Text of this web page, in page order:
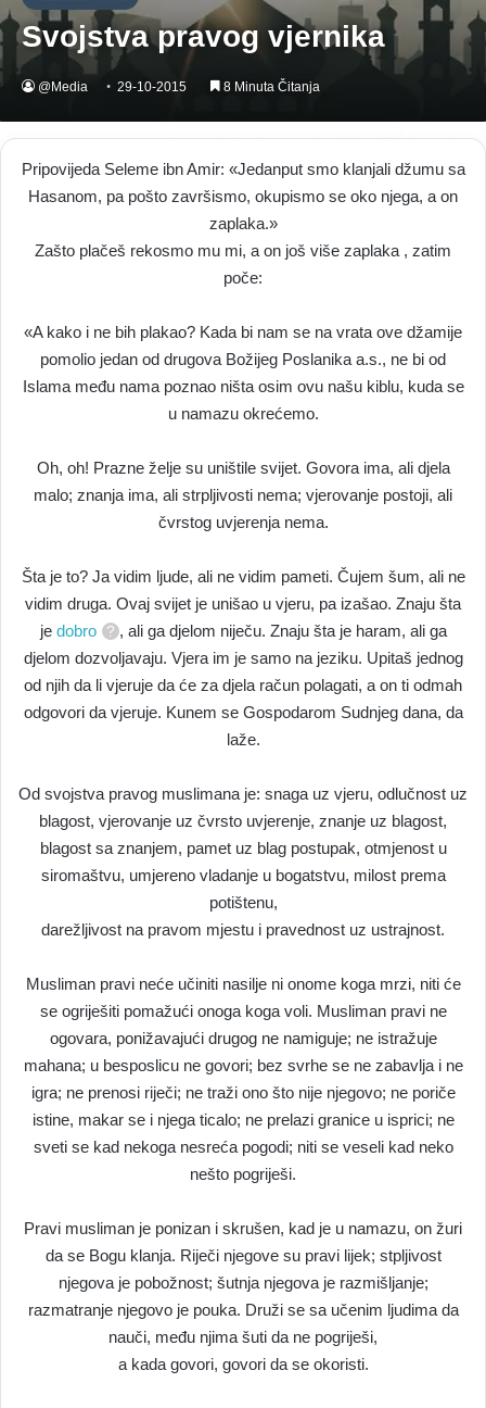
Svojstva pravog vjernika
@Media 29-10-2015 8 Minuta Čitanja
Pripovijeda Seleme ibn Amir: «Jedanput smo klanjali džumu sa
Hasanom, pa pošto završismo, okupismo se oko njega, a on
zaplaka.»
Zašto plačeš rekosmo mu mi, a on još više zaplaka , zatim
poče:
«A kako i ne bih plakao? Kada bi nam se na vrata ove džamije
pomolio jedan od drugova Božijeg Poslanika a.s., ne bi od
Islama među nama poznao ništa osim ovu našu kiblu, kuda se
u namazu okrećemo.
Oh, oh! Prazne želje su uništile svijet. Govora ima, ali djela
malo; znanja ima, ali strpljivosti nema; vjerovanje postoji, ali
čvrstog uvjerenja nema.
Šta je to? Ja vidim ljude, ali ne vidim pameti. Čujem šum, ali ne
vidim druga. Ovaj svijet je unišao u vjeru, pa izašao. Znaju šta
je dobro
, ali ga djelom niječu. Znaju šta je haram, ali ga
djelom dozvoljavaju. Vjera im je samo na jeziku. Upitaš jednog
od njih da li vjeruje da će za djela račun polagati, a on ti odmah
odgovori da vjeruje. Kunem se Gospodarom Sudnjeg dana, da
laže.
Od svojstva pravog muslimana je: snaga uz vjeru, odlučnost uz
blagost, vjerovanje uz čvrsto uvjerenje, znanje uz blagost,
blagost sa znanjem, pamet uz blag postupak, otmjenost u
siromaštvu, umjereno vladanje u bogatstvu, milost prema
potištenu,
darežljivost na pravom mjestu i pravednost uz ustrajnost.
Musliman pravi neće učiniti nasilje ni onome koga mrzi, niti će
se ogriješiti pomažući onoga koga voli. Musliman pravi ne
ogovara, ponižavajući drugog ne namiguje; ne istražuje
mahana; u besposlicu ne govori; bez svrhe se ne zabavlja i ne
igra; ne prenosi riječi; ne traži ono što nije njegovo; ne poriče
istine, makar se i njega ticalo; ne prelazi granice u isprici; ne
sveti se kad nekoga nesreća pogodi; niti se veseli kad neko
nešto pogriješi.
Pravi musliman je ponizan i skrušen, kad je u namazu, on žuri
da se Bogu klanja. Riječi njegove su pravi lijek; stpljivost
njegova je pobožnost; šutnja njegova je razmišljanje;
razmatranje njegovo je pouka. Druži se sa učenim ljudima da
nauči, među njima šuti da ne pogriješi,
a kada govori, govori da se okoristi.